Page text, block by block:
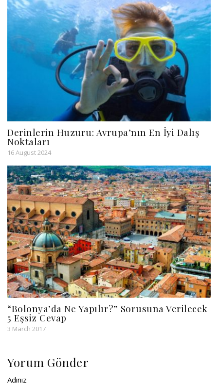
Derinlerin Huzuru: Avrupa’nın En İyi Dalış
Noktaları
16 August 2024
“Bolonya’da Ne Yapılır?” Sorusuna Verilecek
5 Eşsiz Cevap
3 March 2017
Yorum Gönder
Adınız